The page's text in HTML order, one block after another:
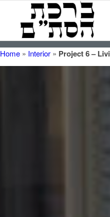
Home » Interior » Project 6 –